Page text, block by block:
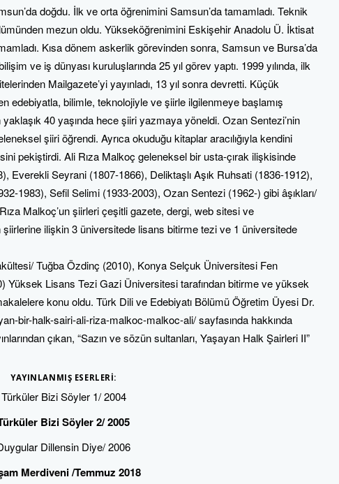
doğdu. İlk ve orta öğrenimini Samsun’da tamamladı. Teknik
mezun oldu. Yükseköğrenimini Eskişehir Anadolu Ü. İktisat
Kısa dönem askerlik görevinden sonra, Samsun ve Bursa’da
ve iş dünyası kuruluşlarında 25 yıl görev yaptı. 1999 yılında, ilk
Mailgazete’yi yayınladı, 13 yıl sonra devretti. Küçük
edebiyatla, bilimle, teknolojiyle ve şiirle ilgilenmeye başlamış
yaklaşık 40 yaşında hece şiiri yazmaya yöneldi. Ozan Sentezi’nin
şiiri öğrendi. Ayrıca okuduğu kitaplar aracılığıyla kendini
pekiştirdi. Ali Rıza Malkoç geleneksel bir usta-çırak ilişkisinde
Everekli Seyrani (1807-1866), Deliktaşlı Aşık Ruhsati (1836-1912),
1983), Sefil Selimi (1933-2003), Ozan Sentezi (1962-) gibi âşıkları/
Malkoç’un şiirleri çeşitli gazete, dergi, web sitesi ve
şiirlerine ilişkin 3 üniversitede lisans bitirme tezi ve 1 üniversitede
Tuğba Özdinç (2010), Konya Selçuk Üniversitesi Fen
Yüksek Lisans Tezi Gazi Üniversitesi tarafından bitirme ve yüksek
konu oldu. Türk Dili ve Edebiyatı Bölümü Öğretim Üyesi Dr.
bir-halk-sairi-ali-riza-malkoc-malkoc-ali/ sayfasında hakkında
çıkan, “Sazın ve sözün sultanları, Yaşayan Halk Şairleri II”
YAYINLANMIŞ ESERLERI:
Türküler Bizi Söyler 1/ 2004
Bizi Söyler 2/ 2005
Dillensin Diye/ 2006
Merdiveni /Temmuz 2018